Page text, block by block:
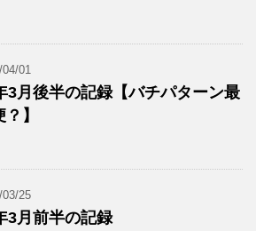
01
3月後半の記録【バチパターン最
】
03/25
3月前半の記録